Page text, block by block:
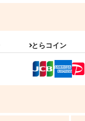
とらコイン